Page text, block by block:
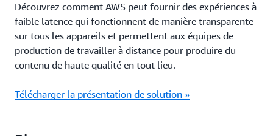
Découvrez comment AWS peut fournir des expériences à
faible latence qui fonctionnent de manière transparente
sur tous les appareils et permettent aux équipes de
production de travailler à distance pour produire du
contenu de haute qualité en tout lieu.
Télécharger la présentation de solution »